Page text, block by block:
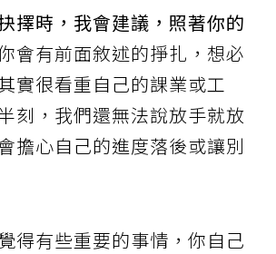
擇時，我會建議，照著你的
會有前面敘述的掙扎，想必
實很看重自己的課業或工
刻，我們還無法說放手就放
擔心自己的進度落後或讓別
得有些重要的事情，你自己